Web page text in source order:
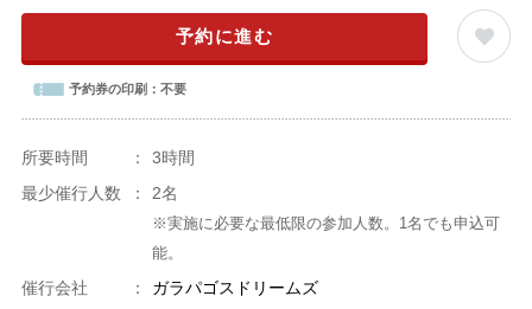
予約に進む
予約券の印刷： 不要
所要時間 ：
3時間
最少催行人数
： 2名
※実施に必要な最低限の参加人数。1名でも申込可
能。
催行会社 ： ガラパゴスドリームズ